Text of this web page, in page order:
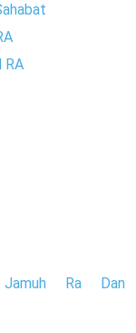
RA
Ra Dan